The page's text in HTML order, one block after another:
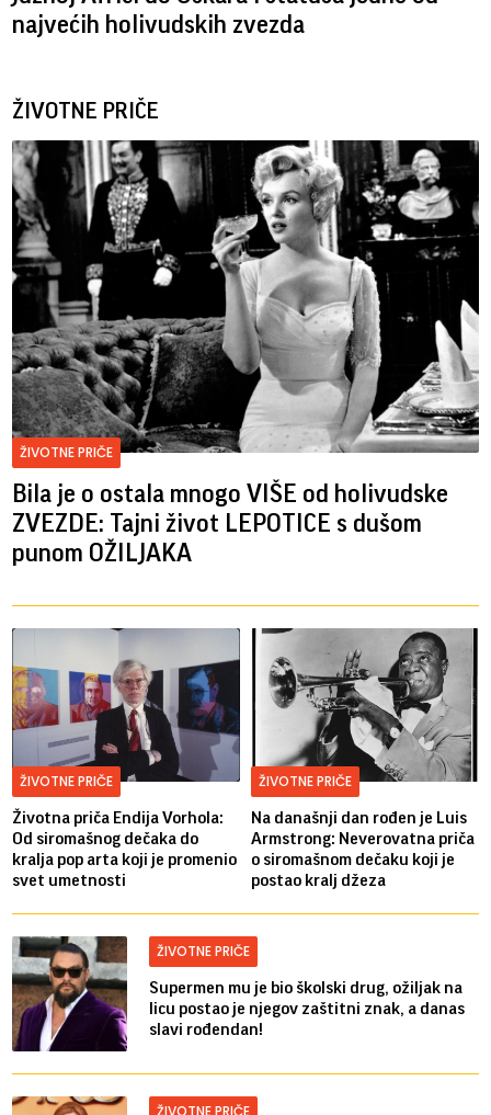
najvećih holivudskih zvezda
ŽIVOTNE PRIČE
ŽIVOTNE PRIČE
Bila je o ostala mnogo VIŠE od holivudske
ZVEZDE: Tajni život LEPOTICE s dušom
punom OŽILJAKA
ŽIVOTNE PRIČE
Životna priča Endija Vorhola:
Od siromašnog dečaka do
kralja pop arta koji je promenio
svet umetnosti
ŽIVOTNE PRIČE
Na današnji dan rođen je Luis
Armstrong: Neverovatna priča
o siromašnom dečaku koji je
postao kralj džeza
ŽIVOTNE PRIČE
Supermen mu je bio školski drug, ožiljak na
licu postao je njegov zaštitni znak, a danas
slavi rođendan!
ŽIVOTNE PRIČE